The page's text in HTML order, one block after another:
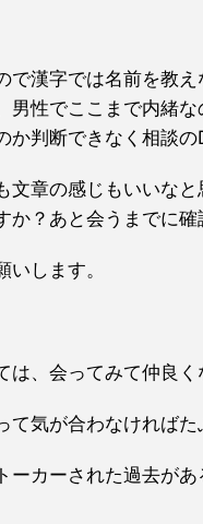
で漢字では名前を教
男性でここまで内緒
か判断できなく相談の
文章の感じもいいな
か？あと会うまでに
いします。
は、会ってみて仲良く
て気が合わなければた
ーカーされた過去が